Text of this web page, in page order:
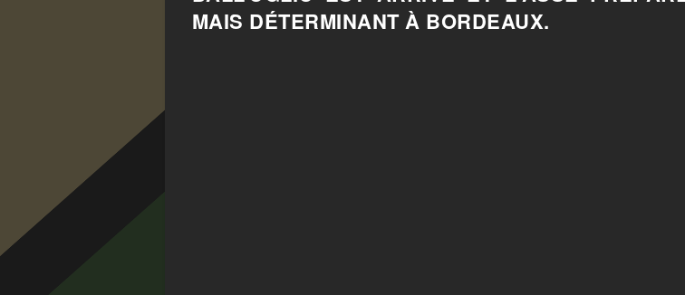
MAIS DÉTERMINANT À BORDEAUX.